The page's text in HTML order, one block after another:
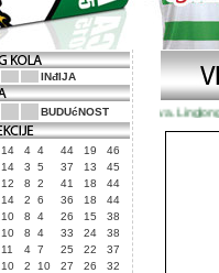
INđIJA
BUDUćNOST
14 4 4 44 19
46
14 3 5 37 13
45
12 8 2 41 18
44
14 2 6 36 18
44
10 8 4 26 15
38
10 8 4 33 24
38
11 4 7 25 22
37
10 2 10 27 26
32
Najava.